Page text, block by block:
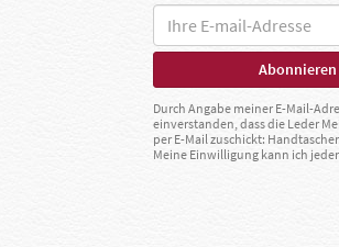
Durch Angabe meiner E-Mail-
einverstanden, dass die Leder
per E-Mail zuschickt:
Meine Einwilligung kann ich